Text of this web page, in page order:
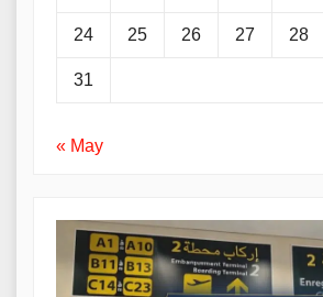
24 25 26 27 28
31
« May